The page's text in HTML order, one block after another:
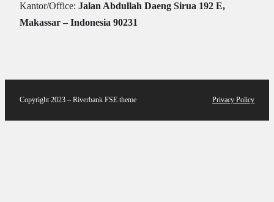
Kantor/Office: Jalan Abdullah Daeng Sirua 192 E,
Makassar – Indonesia 90231
Copyright 2023 – Riverbank FSE theme Privacy Policy